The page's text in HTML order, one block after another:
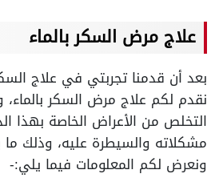
علاج مرض السكر بالماء
بعد أن قدمنا تجربتي في علاج
نقدم لكم علاج مرض السكر
التخلص من الأعراض الخاصة بهذا
مشكلاته والسيطرة عليه، وذلك ما
ونعرض لكم المعلومات فيما يلي:-